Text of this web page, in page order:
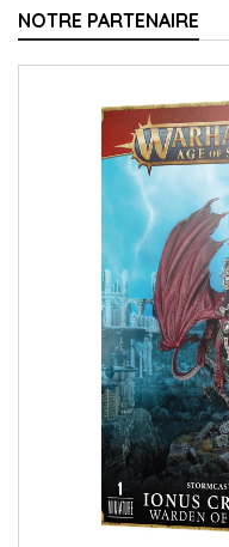
NOTRE PARTENAIRE